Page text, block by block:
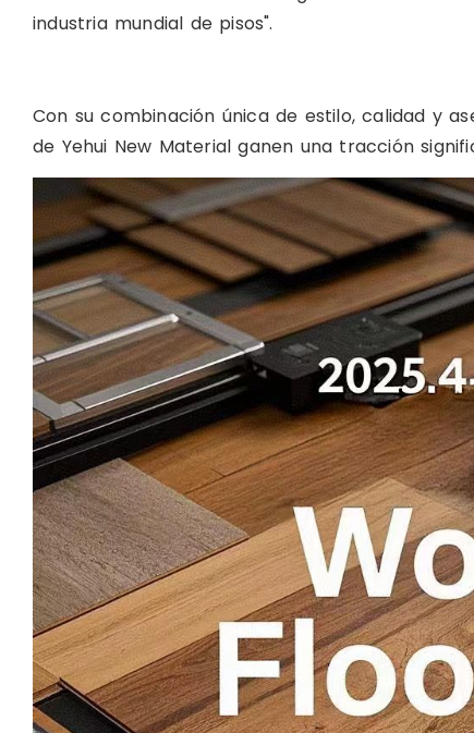
industria mundial de pisos".
Con su combinación única de estilo, calidad y
de Yehui New Material ganen una tracción